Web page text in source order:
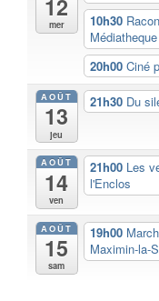
12
mer
10h30
Médiatheque
20h00 Ciné
AOÛT
13
jeu
21h30 Du
AOÛT
14
ven
21h00 Les
l'Enclos
AOÛT
15
sam
19h00
Maximin-la-